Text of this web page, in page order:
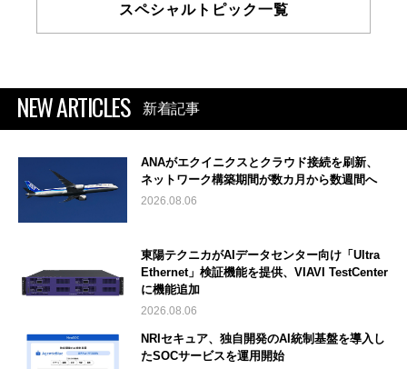
スペシャルトピック一覧
NEW ARTICLES 新着記事
ANAがエクイニクスとクラウド接続を刷新、
ネットワーク構築期間が数カ月から数週間へ
2026.08.06
東陽テクニカがAIデータセンター向け「Ultra
Ethernet」検証機能を提供、VIAVI TestCenter
に機能追加
2026.08.06
NRIセキュア、独自開発のAI統制基盤を導入し
たSOCサービスを運用開始